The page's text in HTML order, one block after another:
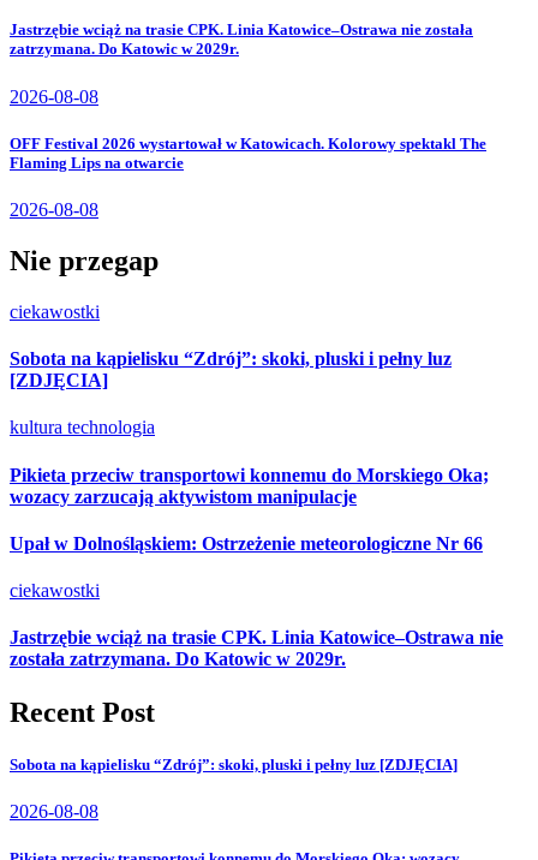
Jastrzębie wciąż na trasie CPK. Linia Katowice–Ostrawa nie została
zatrzymana. Do Katowic w 2029r.
2026-08-08
OFF Festival 2026 wystartował w Katowicach. Kolorowy spektakl The
Flaming Lips na otwarcie
2026-08-08
Nie przegap
ciekawostki
Sobota na kąpielisku “Zdrój”: skoki, pluski i pełny luz
[ZDJĘCIA]
kultura technologia
Pikieta przeciw transportowi konnemu do Morskiego Oka;
wozacy zarzucają aktywistom manipulacje
Upał w Dolnośląskiem: Ostrzeżenie meteorologiczne Nr 66
ciekawostki
Jastrzębie wciąż na trasie CPK. Linia Katowice–Ostrawa nie
została zatrzymana. Do Katowic w 2029r.
Recent Post
Sobota na kąpielisku “Zdrój”: skoki, pluski i pełny luz [ZDJĘCIA]
2026-08-08